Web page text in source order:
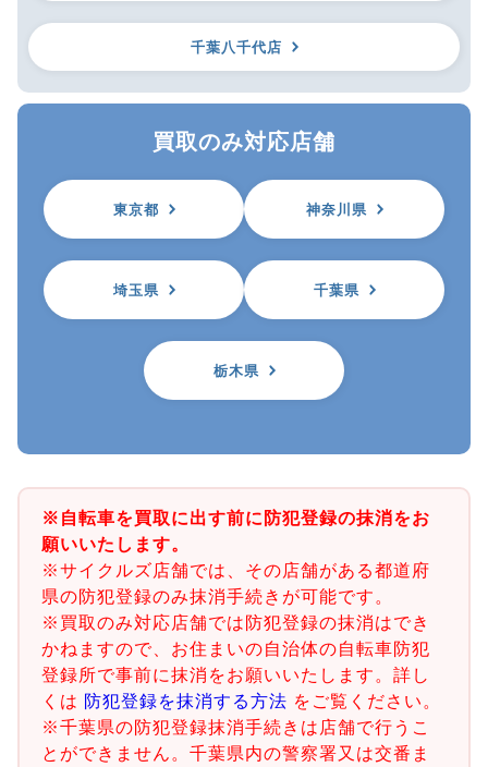
千葉八千代店
買取のみ対応店舗
東京都 神奈川県
埼玉県 千葉県
栃木県
※自転車を買取に出す前に防犯登録の抹消をお
願いいたします。
※サイクルズ店舗では、その店舗がある都道府
県の防犯登録のみ抹消手続きが可能です。
※買取のみ対応店舗では防犯登録の抹消はでき
かねますので、お住まいの自治体の自転車防犯
登録所で事前に抹消をお願いいたします。詳し
くは 防犯登録を抹消する方法 をご覧ください。
※千葉県の防犯登録抹消手続きは店舗で行うこ
とができません。千葉県内の警察署又は交番ま